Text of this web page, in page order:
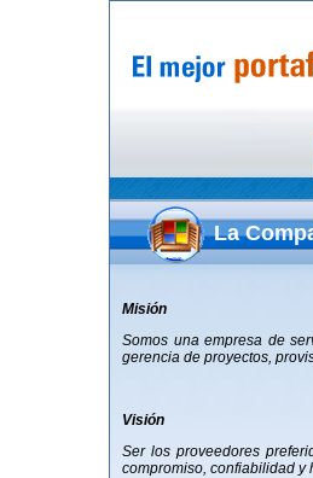
La
Misión
Somos una empresa de
gerencia de proyectos,
Visión
Ser los proveedores
compromiso, confiabilidad y